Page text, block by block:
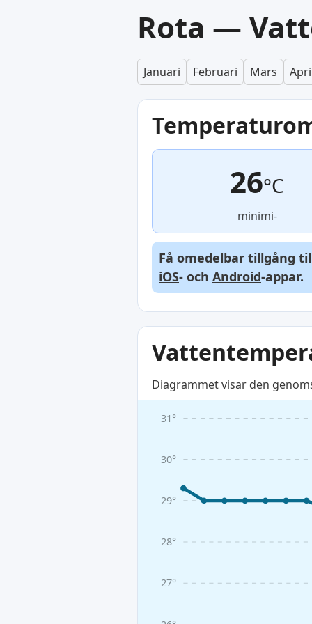
Rota —
Januari Februari Mars
26°C
minimi-
Få omedelbar tillgång
iOS- och Android-appar.
Diagrammet visar den
27°
28°
29°
30°
31°